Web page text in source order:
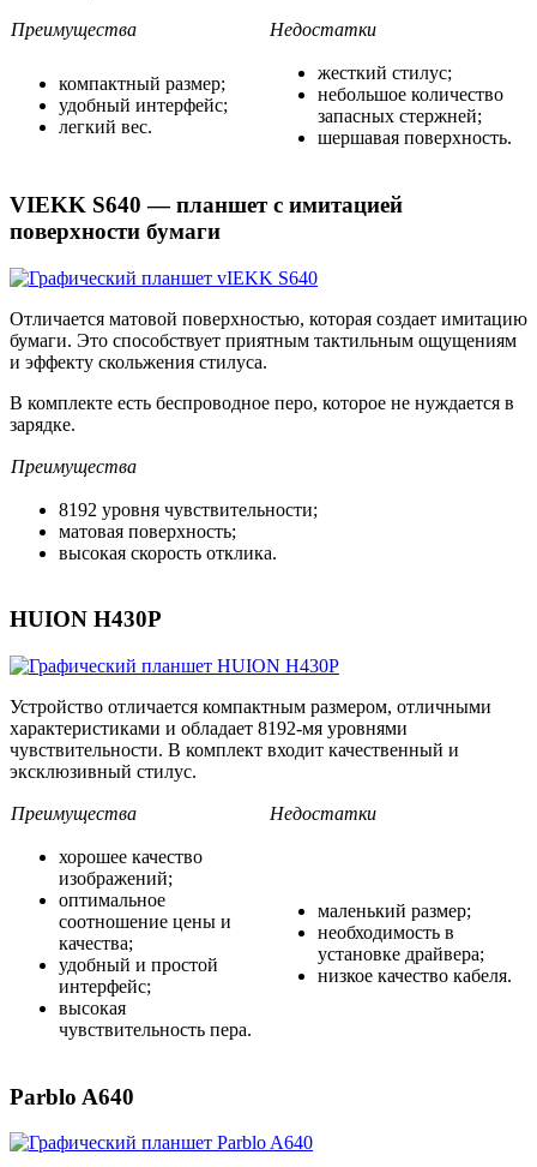
Преимущества Недостатки
компактный размер;
удобный интерфейс;
легкий вес.
жесткий стилус;
небольшое количество
запасных стержней;
шершавая поверхность.
VIEKK S640 — планшет с имитацией
поверхности бумаги
Отличается матовой поверхностью, которая создает имитацию
бумаги. Это способствует приятным тактильным ощущениям
и эффекту скольжения стилуса.
В комплекте есть беспроводное перо, которое не нуждается в
зарядке.
Преимущества
8192 уровня чувствительности;
матовая поверхность;
высокая скорость отклика.
HUION H430P
Устройство отличается компактным размером, отличными
характеристиками и обладает 8192-мя уровнями
чувствительности. В комплект входит качественный и
эксклюзивный стилус.
Преимущества Недостатки
хорошее качество
изображений;
оптимальное
соотношение цены и
качества;
удобный и простой
интерфейс;
высокая
чувствительность пера.
маленький размер;
необходимость в
установке драйвера;
низкое качество кабеля.
Parblo A640